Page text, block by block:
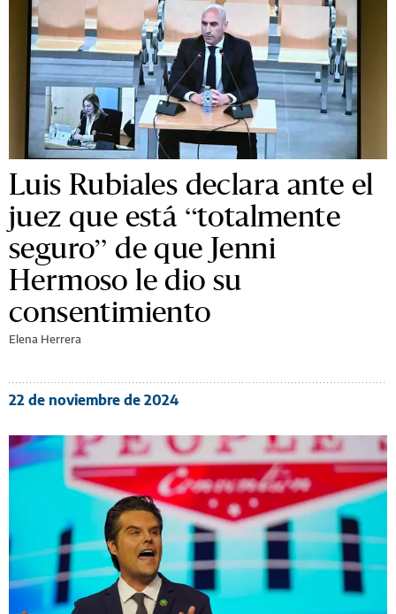
Luis Rubiales declara ante el
juez que está “totalmente
seguro” de que Jenni
Hermoso le dio su
consentimiento
Elena Herrera
22 de noviembre de 2024